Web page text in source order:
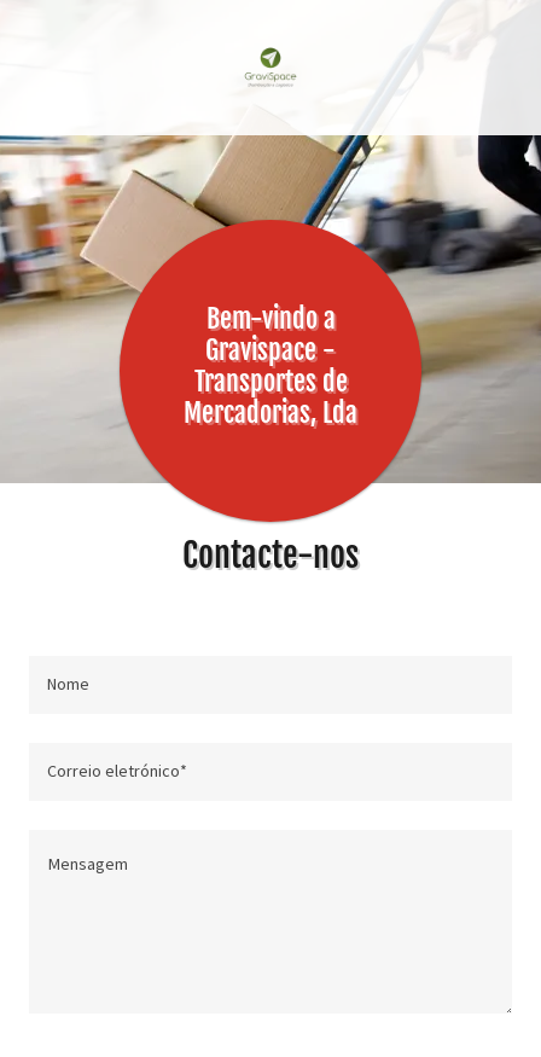
Bem-vindo a
Gravispace -
Transportes de
Mercadorias, Lda
Contacte-nos
Nome
Correio eletrónico*